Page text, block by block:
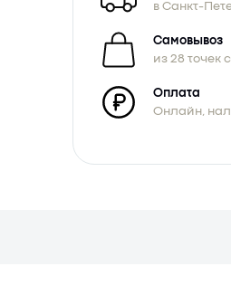
в Санкт-
Самовывоз
из 28 точек
Оплата
Онлайн,